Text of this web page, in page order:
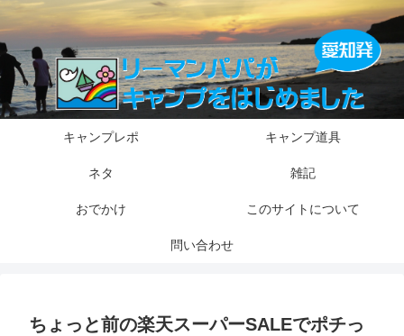
キャンプレポ キャンプ道具
ネタ 雑記
おでかけ このサイトについて
問い合わせ
ちょっと前の楽天スーパーSALEでポチっ